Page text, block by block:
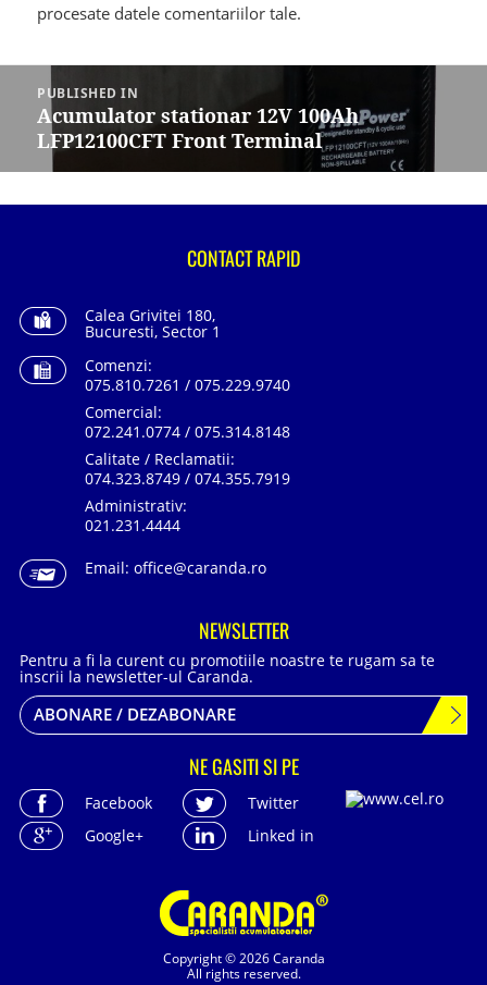
procesate datele comentariilor tale.
Navigare
articole
PUBLISHED IN
Acumulator stationar 12V 100Ah
LFP12100CFT Front Terminal
Copyright © 2026 Caranda
All rights reserved.
CONTACT RAPID
Calea Grivitei 180,
Bucuresti, Sector 1
Comenzi:
075.810.7261 / 075.229.9740
Comercial:
072.241.0774 / 075.314.8148
Calitate / Reclamatii:
074.323.8749 / 074.355.7919
Administrativ:
021.231.4444
Email: office@caranda.ro
NEWSLETTER
Pentru a fi la curent cu promotiile noastre te rugam sa te
inscrii la newsletter-ul Caranda.
ABONARE / DEZABONARE
NE GASITI SI PE
Facebook
Twitter
Google+
Linked in